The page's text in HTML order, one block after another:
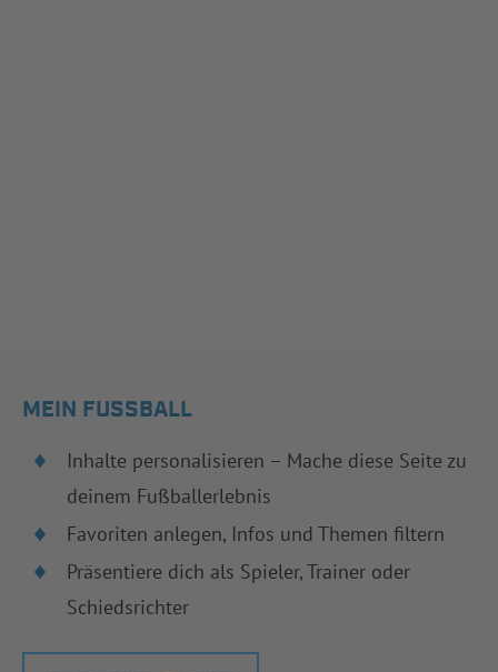
MEIN FUSSBALL
Inhalte personalisieren – Mache diese Seite zu
deinem Fußballerlebnis
Favoriten anlegen, Infos und Themen filtern
Präsentiere dich als Spieler, Trainer oder
Schiedsrichter